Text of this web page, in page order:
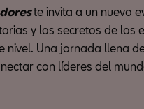
te invita a un nuevo
y los secretos de los
nivel. Una jornada llena
con líderes del